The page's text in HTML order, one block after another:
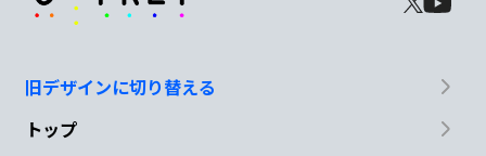
旧デザインに切り替える
トップ